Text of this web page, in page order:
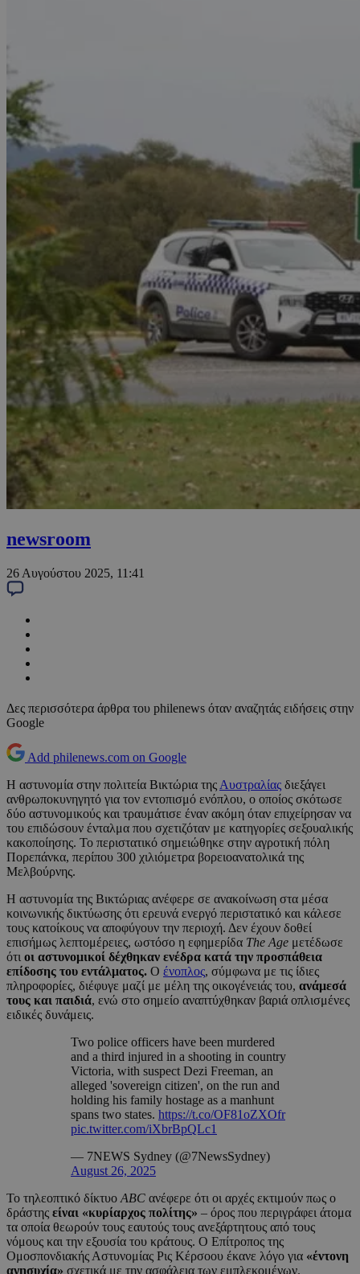
newsroom
26 Αυγούστου 2025, 11:41
Δες περισσότερα άρθρα του philenews όταν αναζητάς ειδήσεις στην
Google
Add philenews.com on Google
Η αστυνομία στην πολιτεία Βικτώρια της Αυστραλίας διεξάγει
ανθρωποκυνηγητό για τον εντοπισμό ενόπλου, ο οποίος σκότωσε
δύο αστυνομικούς και τραυμάτισε έναν ακόμη όταν επιχείρησαν να
του επιδώσουν ένταλμα που σχετιζόταν με κατηγορίες σεξουαλικής
κακοποίησης. Το περιστατικό σημειώθηκε στην αγροτική πόλη
Πορεπάνκα, περίπου 300 χιλιόμετρα βορειοανατολικά της
Μελβούρνης.
Η αστυνομία της Βικτώριας ανέφερε σε ανακοίνωση στα μέσα
κοινωνικής δικτύωσης ότι ερευνά ενεργό περιστατικό και κάλεσε
τους κατοίκους να αποφύγουν την περιοχή. Δεν έχουν δοθεί
επισήμως λεπτομέρειες, ωστόσο η εφημερίδα The Age μετέδωσε
ότι οι αστυνομικοί δέχθηκαν ενέδρα κατά την προσπάθεια
επίδοσης του εντάλματος. Ο ένοπλος, σύμφωνα με τις ίδιες
πληροφορίες, διέφυγε μαζί με μέλη της οικογένειάς του, ανάμεσά
τους και παιδιά, ενώ στο σημείο αναπτύχθηκαν βαριά οπλισμένες
ειδικές δυνάμεις.
Two police officers have been murdered
and a third injured in a shooting in country
Victoria, with suspect Dezi Freeman, an
alleged 'sovereign citizen', on the run and
holding his family hostage as a manhunt
spans two states. https://t.co/OF81oZXOfr
pic.twitter.com/iXbrBpQLc1
— 7NEWS Sydney (@7NewsSydney)
August 26, 2025
Το τηλεοπτικό δίκτυο ABC ανέφερε ότι οι αρχές εκτιμούν πως ο
δράστης είναι «κυρίαρχος πολίτης» – όρος που περιγράφει άτομα
τα οποία θεωρούν τους εαυτούς τους ανεξάρτητους από τους
νόμους και την εξουσία του κράτους. Ο Επίτροπος της
Ομοσπονδιακής Αστυνομίας Ρις Κέρσοου έκανε λόγο για «έντονη
ανησυχία» σχετικά με την ασφάλεια των εμπλεκομένων.